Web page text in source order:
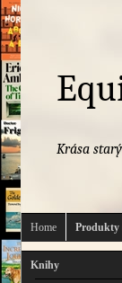
Krása
Home Produkty
Knihy